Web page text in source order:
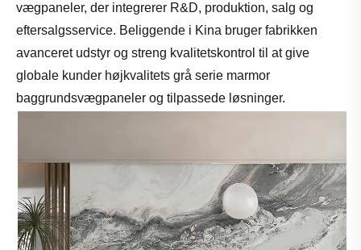
vægpaneler, der integrerer R&D, produktion, salg og
eftersalgsservice. Beliggende i Kina bruger fabrikken
avanceret udstyr og streng kvalitetskontrol til at give
globale kunder højkvalitets grå serie marmor
baggrundsvægpaneler og tilpassede løsninger.